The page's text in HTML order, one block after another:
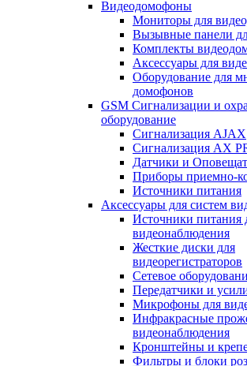
Видеодомофоны
Мониторы для
Вызывные панели
Комплекты
Аксессуары для
Оборудование для
домофонов
GSM Сигнализации и
оборудование
Сигнализация AJAX
Сигнализация AX
Датчики и
Приборы приемно-
Источники питания
Аксессуары для систем
Источники питания
видеонаблюдения
Жесткие диски для
видеорегистраторов
Сетевое
Передатчики и
Микрофоны для
Инфракрасные
видеонаблюдения
Кронштейны и
Фильтры и блоки